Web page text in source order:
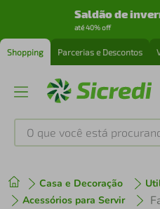
Saldão de
até 40% off
Shopping Parcerias e Descontos
O que você está procurando?
Casa e Decoração
Acessórios para Servir
1º tenis